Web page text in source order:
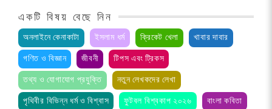
একটি বিষয় বেছে নিন
অনলাইনে কেনাকাটা
ইসলাম ধর্ম ক্রিকেট খেলা
খাবার দাবার
গণিত ও বিজ্ঞান
জীবনী
টিপস এবং ট্রিকস
তথ্য ও যোগাযোগ প্রযুক্তি
নতুন লেখকদের লেখা
পৃথিবীর বিভিন্ন ধর্ম ও বিশ্বাস
ফুটবল বিশ্বকাপ ২০২৬
বাংলা কবিতা